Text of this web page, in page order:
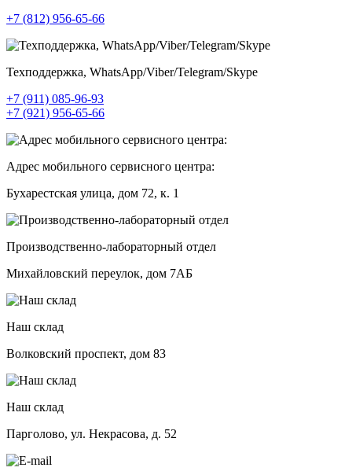
+7 (812) 956-65-66
Техподдержка, WhatsApp/Viber/Telegram/Skype
+7 (911) 085-96-93
+7 (921) 956-65-66
Адрес мобильного сервисного центра:
Бухарестская улица, дом 72, к. 1
Производственно-лабораторный отдел
Михайловский переулок, дом 7АБ
Наш склад
Волковский проспект, дом 83
Наш склад
Парголово, ул. Некрасова, д. 52